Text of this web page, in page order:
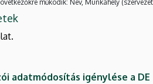
működik: Név, Munkahely
adatmódosítás igénylése a